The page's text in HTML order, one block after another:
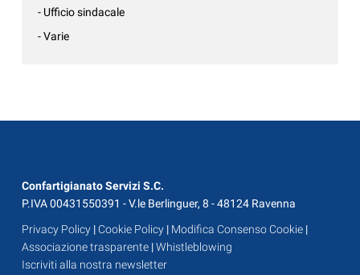
- Ufficio sindacale
- Varie
Confartigianato Servizi S.C.
P.IVA 00431550391 - V.le Berlinguer, 8 - 48124 Ravenna
Privacy Policy |Cookie Policy | Modifica Consenso Cookie |
Associazione trasparente |Whistleblowing
Iscriviti alla nostra newsletter